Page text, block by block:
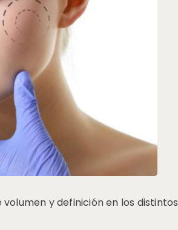
y definición en los distintos